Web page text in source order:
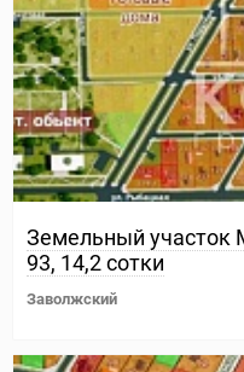
Земельный
93, 14,2 сотки
Заволжский